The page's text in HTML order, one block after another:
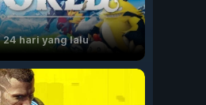
24 hari yang lalu